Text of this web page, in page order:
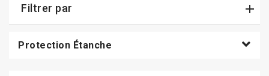
Filtrer par
Protection Étanche